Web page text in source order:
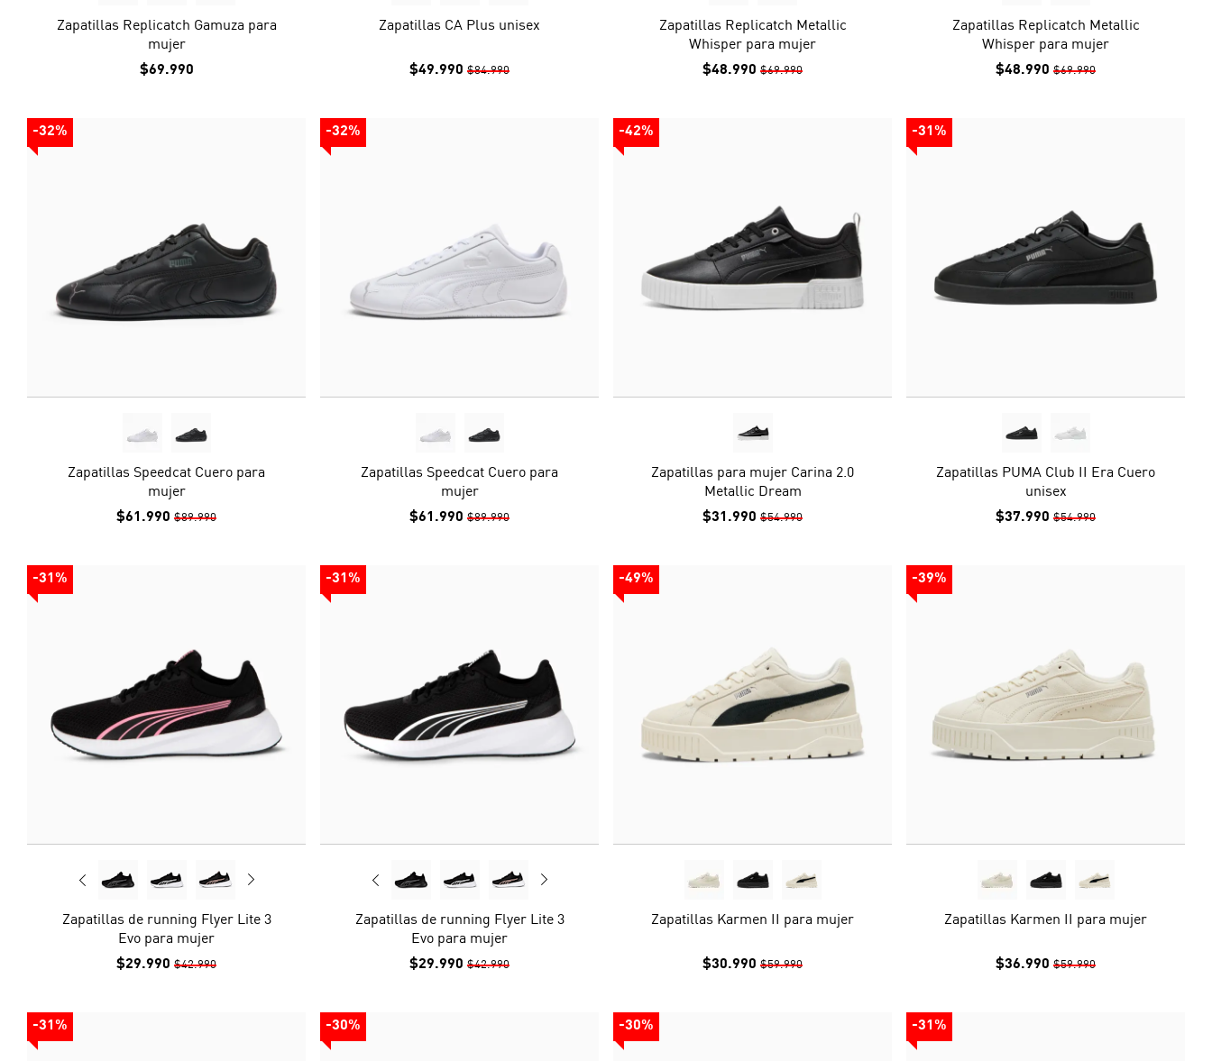
Zapatillas Replicatch Gamuza para
mujer
$69.990
Zapatillas CA Plus unisex
$49.990 $84.990
Zapatillas Replicatch Metallic
Whisper para mujer
$48.990 $69.990
Zapatillas Replicatch Metallic
Whisper para mujer
$48.990 $69.990
-32%
Zapatillas Speedcat Cuero para
mujer
$61.990 $89.990
-32%
Zapatillas Speedcat Cuero para
mujer
$61.990 $89.990
-42%
Zapatillas para mujer Carina 2.0
Metallic Dream
$31.990 $54.990
-31%
Zapatillas PUMA Club II Era Cuero
unisex
$37.990 $54.990
-31%
Zapatillas de running Flyer Lite 3
Evo para mujer
$29.990 $42.990
-31%
Zapatillas de running Flyer Lite 3
Evo para mujer
$29.990 $42.990
-49%
Zapatillas Karmen II para mujer
$30.990 $59.990
-39%
Zapatillas Karmen II para mujer
$36.990 $59.990
-31% -30% -30% -31%